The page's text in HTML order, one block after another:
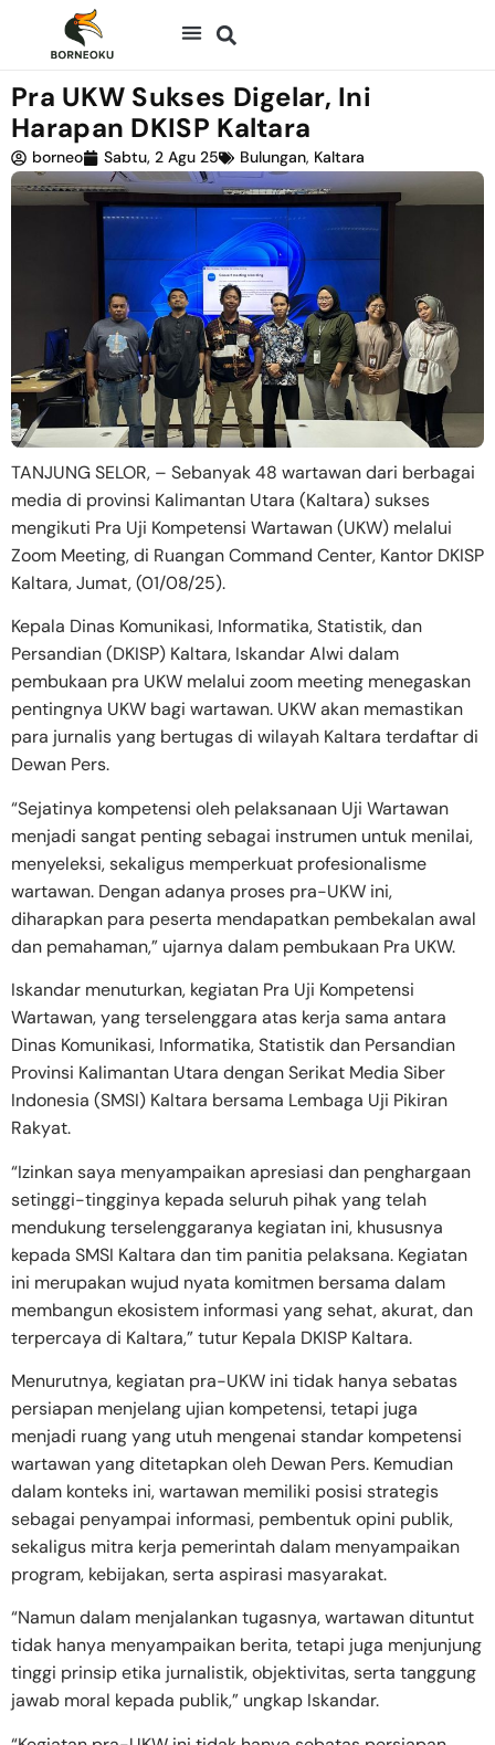
Pra UKW Sukses Digelar, Ini
Harapan DKISP Kaltara
borneo Sabtu, 2 Agu 25 Bulungan, Kaltara
TANJUNG SELOR, – Sebanyak 48 wartawan dari berbagai
media di provinsi Kalimantan Utara (Kaltara) sukses
mengikuti Pra Uji Kompetensi Wartawan (UKW) melalui
Zoom Meeting, di Ruangan Command Center, Kantor DKISP
Kaltara, Jumat, (01/08/25).
Kepala Dinas Komunikasi, Informatika, Statistik, dan
Persandian (DKISP) Kaltara, Iskandar Alwi dalam
pembukaan pra UKW melalui zoom meeting menegaskan
pentingnya UKW bagi wartawan. UKW akan memastikan
para jurnalis yang bertugas di wilayah Kaltara terdaftar di
Dewan Pers.
“Sejatinya kompetensi oleh pelaksanaan Uji Wartawan
menjadi sangat penting sebagai instrumen untuk menilai,
menyeleksi, sekaligus memperkuat profesionalisme
wartawan. Dengan adanya proses pra-UKW ini,
diharapkan para peserta mendapatkan pembekalan awal
dan pemahaman,” ujarnya dalam pembukaan Pra UKW.
Iskandar menuturkan, kegiatan Pra Uji Kompetensi
Wartawan, yang terselenggara atas kerja sama antara
Dinas Komunikasi, Informatika, Statistik dan Persandian
Provinsi Kalimantan Utara dengan Serikat Media Siber
Indonesia (SMSI) Kaltara bersama Lembaga Uji Pikiran
Rakyat.
“Izinkan saya menyampaikan apresiasi dan penghargaan
setinggi-tingginya kepada seluruh pihak yang telah
mendukung terselenggaranya kegiatan ini, khususnya
kepada SMSI Kaltara dan tim panitia pelaksana. Kegiatan
ini merupakan wujud nyata komitmen bersama dalam
membangun ekosistem informasi yang sehat, akurat, dan
terpercaya di Kaltara,” tutur Kepala DKISP Kaltara.
Menurutnya, kegiatan pra-UKW ini tidak hanya sebatas
persiapan menjelang ujian kompetensi, tetapi juga
menjadi ruang yang utuh mengenai standar kompetensi
wartawan yang ditetapkan oleh Dewan Pers. Kemudian
dalam konteks ini, wartawan memiliki posisi strategis
sebagai penyampai informasi, pembentuk opini publik,
sekaligus mitra kerja pemerintah dalam menyampaikan
program, kebijakan, serta aspirasi masyarakat.
“Namun dalam menjalankan tugasnya, wartawan dituntut
tidak hanya menyampaikan berita, tetapi juga menjunjung
tinggi prinsip etika jurnalistik, objektivitas, serta tanggung
jawab moral kepada publik,” ungkap Iskandar.